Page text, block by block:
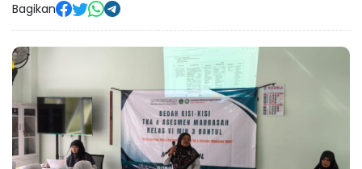
Bagikan